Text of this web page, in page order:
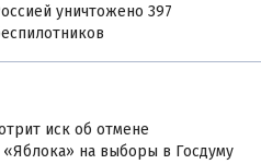
уничтожено 397
иск об отмене
«Яблока» на выборы в Госдуму